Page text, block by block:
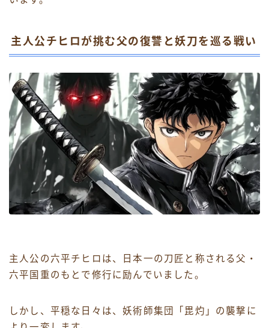
主人公チヒロが挑む父の復讐と妖刀を巡る戦い
主人公の六平チヒロは、日本一の刀匠と称される父・
六平国重のもとで修行に励んでいました。
しかし、平穏な日々は、妖術師集団「毘灼」の襲撃に